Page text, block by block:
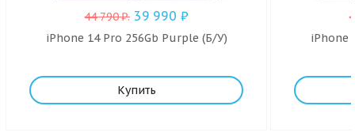
44 790₽. 39 990 ₽
iPhone 14 Pro 256Gb Purple (Б/У)
Купить
iPhone